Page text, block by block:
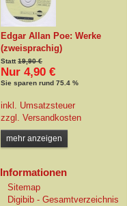
Edgar Allan Poe: Werke
(zweisprachig)
Statt19,90 €
Nur 4,90 €
Sie sparen rund 75.4 %
inkl. Umsatzsteuer
zzgl. Versandkosten
mehr anzeigen
Informationen
Sitemap
Digibib - Gesamtverzeichnis